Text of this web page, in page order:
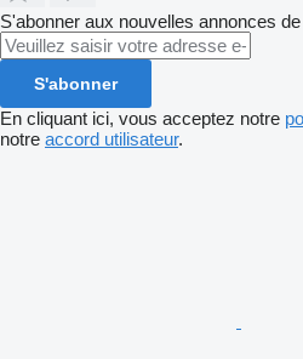
S'abonner aux nouvelles annonces
S'abonner
En cliquant ici, vous acceptez notre
notre accord utilisateur.